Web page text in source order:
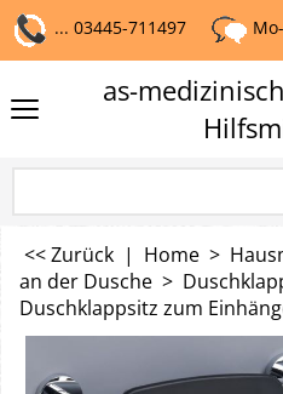
... 03445-711497
as-
<< Zurück | Home >
an der Dusche >
Duschklappsitz zum